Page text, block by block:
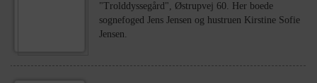
"Trolddyssegård", Østrupvej 60. Her boede
sognefoged Jens Jensen og hustruen Kirstine Sofie
Jensen.